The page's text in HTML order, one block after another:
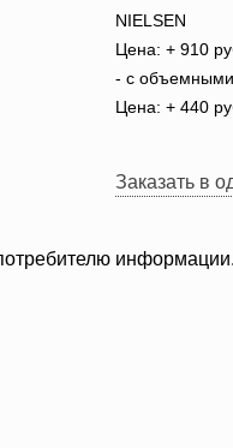
NIELSEN
Цена: + 910
- с
Цена: + 440
Заказать в